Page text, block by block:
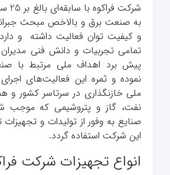
شرکت
به صنعت برق و بالاخص مبحث
و کیفیت توان فعالیت داشته و
تمامی تجربیات و دانش فنی
پیش برد اهداف ملی مرتبط با
نموده و ثمره این فعالیت‌های
ملی خازنگذاری در سرتاسر کشور و
نفت، گاز و پتروشیمی که موجب
صنایع به وفور از تولیدات و
این شرکت استفاده گردد.
انواع تجهیزات شرکت